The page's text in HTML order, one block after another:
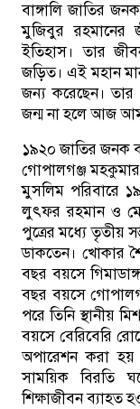
বাঙ্গালি জাতির
মুজিবুর রহমানের
ইতিহাস। তার
জড়িত। এই মহান
জন্য করেছেন। তার
জন্ম না হলে আজ
১৯২০ জাতির জনক
গোপালগঞ্জ মহকুমার
মুসলিম পরিবারে
লুৎফর রহমান ও
পুত্রের মধ্যে তৃতীয়
ডাকতেন। খোকার
বছর বয়সে
বছর বয়সে
পরে তিনি স্থানীয়
বয়সে বেরিবেরি
অপারেশন করা হয়
সাময়িক বিরতি
শিক্ষাজীবন ব্যাহত